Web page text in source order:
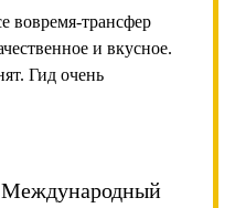
вовремя-трансфер
и вкусное.
Гид очень
Международный